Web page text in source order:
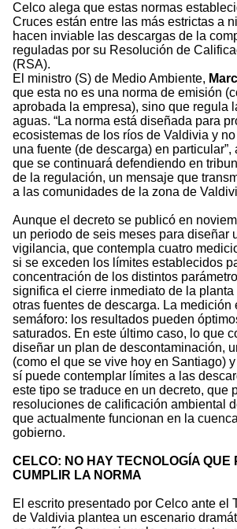
Celco alega que estas normas
Cruces están entre las más estrictas a
hacen inviable las descargas de la
reguladas por su Resolución de
(RSA).
El ministro (S) de Medio Ambiente,
que esta no es una norma de emisión
aprobada la empresa), sino que regula
aguas. “La norma está diseñada para
ecosistemas de los ríos de Valdivia y
una fuente (de descarga) en particular”,
que se continuará defendiendo en
de la regulación, un mensaje que
a las comunidades de la zona de
Aunque el decreto se publicó en
un periodo de seis meses para diseñar
vigilancia, que contempla cuatro
si se exceden los límites establecidos
concentración de los distintos
significa el cierre inmediato de la
otras fuentes de descarga. La medición
semáforo: los resultados pueden
saturados. En este último caso, lo que
diseñar un plan de descontaminación,
(como el que se vive hoy en Santiago)
sí puede contemplar límites a las
este tipo se traduce en un decreto, que
resoluciones de calificación ambiental
que actualmente funcionan en la
gobierno.
CELCO: NO HAY TECNOLOGÍA QUE
CUMPLIR LA NORMA
El escrito presentado por Celco ante el
de Valdivia plantea un escenario